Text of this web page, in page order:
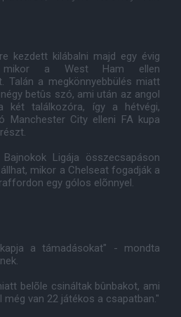
kezdett kilábalni majd egy évig
mikor a West Ham ellen
Talán a megkönnyebbülés miatt
betûs szó, ami után az angol
két találkozóra, így a hétvégi,
Manchester City elleni FA kupa
Ligája összecsapáson
mikor a Chelseat fogadják a
egy gólos elõnnyel.
a támadásokat" - mondta
belõle csináltak bûnbakot, ami
még van 22 játékos a csapatban."